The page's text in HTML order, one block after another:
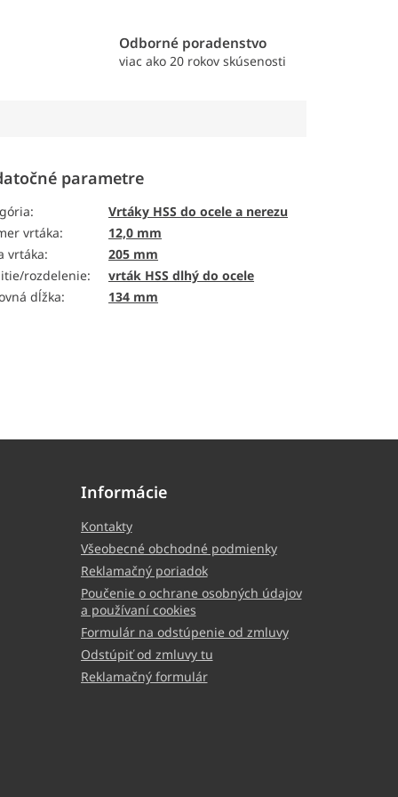
Odborné poradenstvo
viac ako 20 rokov skúsenosti
parametre
:
Vrtáky HSS do ocele a nerezu
vrtáka:
12,0 mm
vrtáka:
205 mm
rozdelenie:
vrták HSS dlhý do ocele
dĺžka: 134 mm
Informácie
Kontakty
Všeobecné obchodné podmienky
Reklamačný poriadok
Poučenie o ochrane osobných údajov
a používaní cookies
Formulár na odstúpenie od zmluvy
Odstúpiť od zmluvy tu
Reklamačný formulár